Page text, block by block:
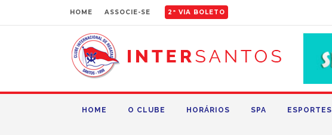
HOME ASSOCIE-SE 2ª VIA BOLETO
HOME O CLUBE HORÁRIOS SPA ESPORTES